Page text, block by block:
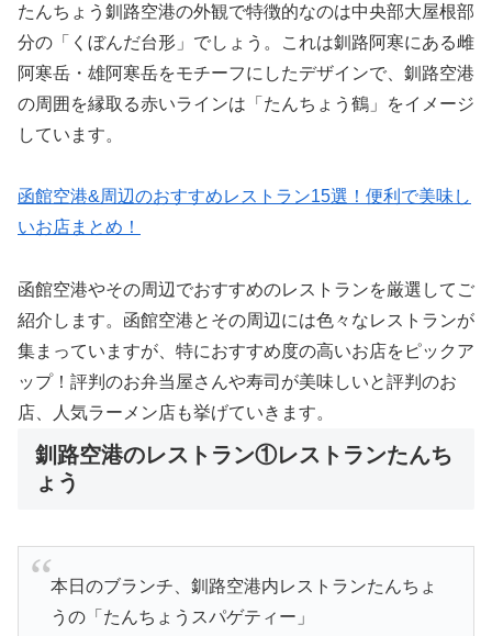
たんちょう釧路空港の外観で特徴的なのは中央部大屋根部
分の「くぼんだ台形」でしょう。これは釧路阿寒にある雌
阿寒岳・雄阿寒岳をモチーフにしたデザインで、釧路空港
の周囲を縁取る赤いラインは「たんちょう鶴」をイメージ
しています。
函館空港&周辺のおすすめレストラン15選！便利で美味し
いお店まとめ！
函館空港やその周辺でおすすめのレストランを厳選してご
紹介します。函館空港とその周辺には色々なレストランが
集まっていますが、特におすすめ度の高いお店をピックア
ップ！評判のお弁当屋さんや寿司が美味しいと評判のお
店、人気ラーメン店も挙げていきます。
釧路空港のレストラン①レストランたんち
ょう
本日のブランチ、釧路空港内レストランたんちょ
うの「たんちょうスパゲティー」